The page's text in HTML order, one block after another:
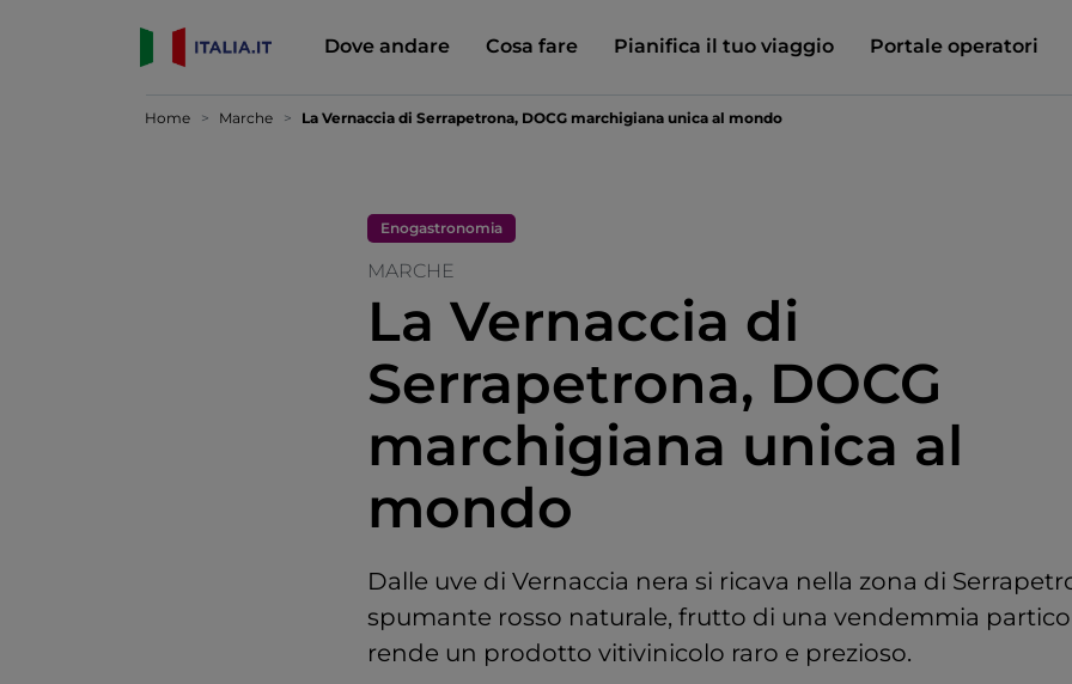
Dove andare Cosa fare Pianifica il tuo viaggio Portale operatori
Home Marche La Vernaccia di Serrapetrona, DOCG marchigiana unica al mondo
Enogastronomia
MARCHE
La Vernaccia di
Serrapetrona, DOCG
marchigiana unica al
mondo
Dalle uve di Vernaccia nera si ricava nella zona di
spumante rosso naturale, frutto di una vendemmia
rende un prodotto vitivinicolo raro e prezioso.